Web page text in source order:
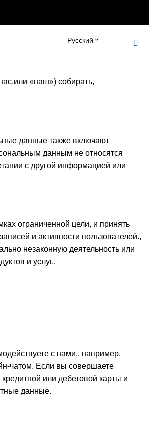
Русский
«наш») собирать,
данные также включают
данным не относятся
с другой информацией или
ограниченной цели, и принять
и активности пользователей.,
незаконную деятельность или
и услуг..
с нами., например,
чатом. Если вы совершаете
или дебетовой карты и
данные.